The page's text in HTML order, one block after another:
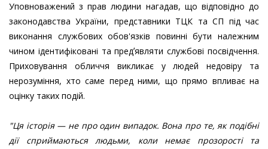
Уповноважений з прав людини нагадав, що відповідно до
законодавства України, представники ТЦК та СП під час
виконання службових обов'язків повинні бути належним
чином ідентифіковані та предʼявляти службові посвідчення.
Приховування обличчя викликає у людей недовіру та
нерозуміння, хто саме перед ними, що прямо впливає на
оцінку таких подій.
"Ця історія — не про один випадок. Вона про те, як подібні
дії сприймаються людьми, коли немає прозорості та